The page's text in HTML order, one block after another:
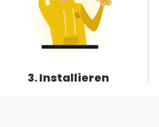
3. Installieren